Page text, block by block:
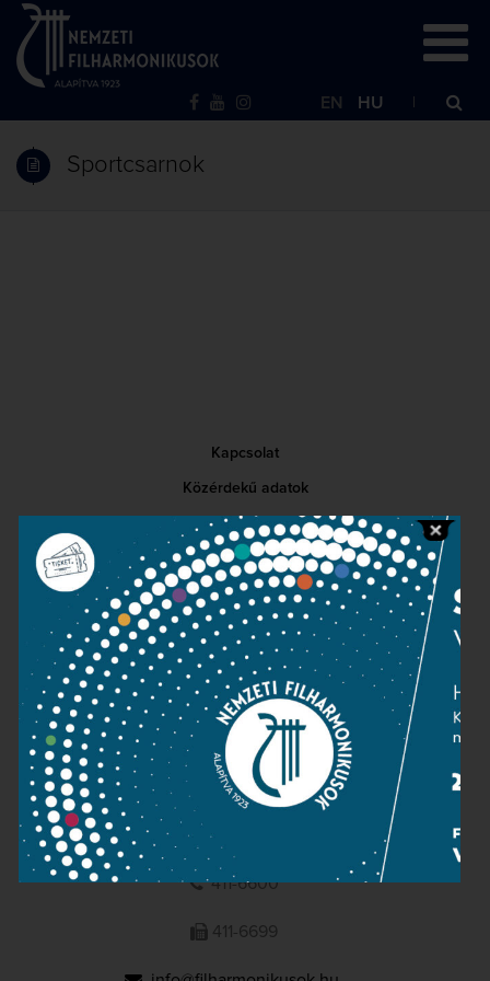
EN HU
Sportcsarnok
Kapcsolat
Közérdekű adatok
Sajtószoba
Adatvédelem
Impresszum
NEMZETI
FILHARMONIKUSOK
1095 Budapest, Komor Marcell u. 1. (Müpa)
411-6600
411-6699